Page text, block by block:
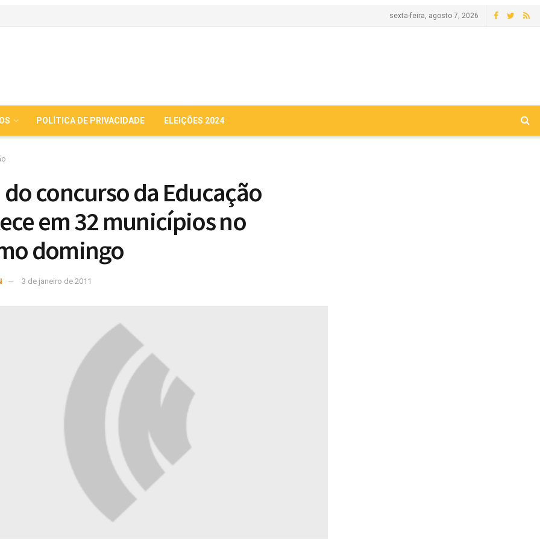
sexta-feira, agosto 7, 2026
POLÍTICA DE PRIVACIDADE ELEIÇÕES 2024
do concurso da Educação
em 32 municípios no
domingo
3 de janeiro de 2011